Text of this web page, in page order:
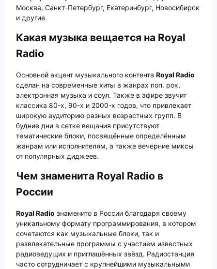
Москва, Санкт-Петербург, Екатеринбург, Новосибирск
и другие.
Какая музыка вещается на Royal
Radio
Основной акцент музыкального контента Royal Radio
сделан на современные хиты в жанрах поп, рок,
электронная музыка и соул. Также в эфире звучит
классика 80-х, 90-х и 2000-х годов, что привлекает
широкую аудиторию разных возрастных групп. В
будние дни в сетке вещания присутствуют
тематические блоки, посвящённые определённым
жанрам или исполнителям, а также вечерние миксы
от популярных диджеев.
Чем знаменита Royal Radio в
России
Royal Radio знаменито в России благодаря своему
уникальному формату программирования, в котором
сочетаются как музыкальные блоки, так и
развлекательные программы с участием известных
радиоведущих и приглашённых звёзд. Радиостанция
часто сотрудничает с крупнейшими музыкальными